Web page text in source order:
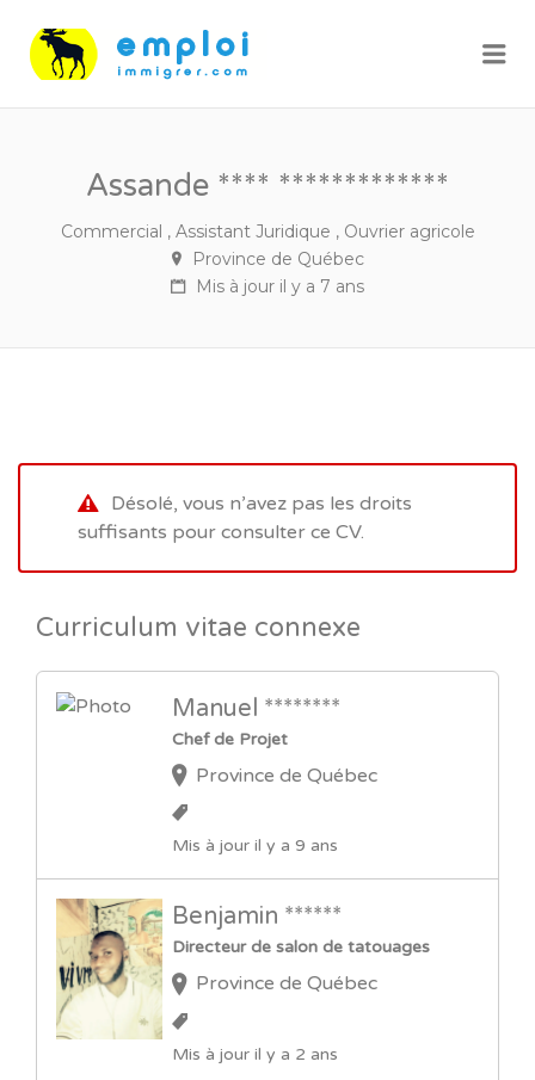
Assande **** *************
Commercial , Assistant Juridique , Ouvrier agricole
Province de Québec
Mis à jour il y a 7 ans
Désolé, vous n’avez pas les droits
suffisants pour consulter ce CV.
Curriculum vitae connexe
Manuel ********
Chef de Projet
Province de Québec
Mis à jour il y a 9 ans
Benjamin ******
Directeur de salon de tatouages
Province de Québec
Mis à jour il y a 2 ans